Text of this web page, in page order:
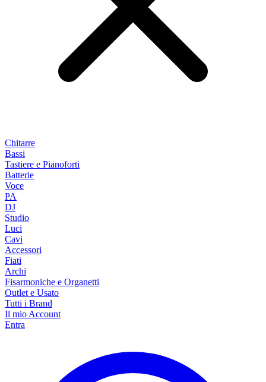
Chitarre
Bassi
Tastiere e Pianoforti
Batterie
Voce
PA
DJ
Studio
Luci
Cavi
Accessori
Fiati
Archi
Fisarmoniche e Organetti
Outlet e Usato
Tutti i Brand
Il mio Account
Entra